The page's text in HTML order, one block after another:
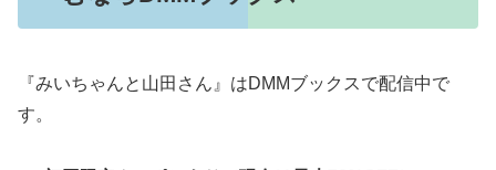
『みいちゃんと山田さん』はDMMブックスで配信中で
す。